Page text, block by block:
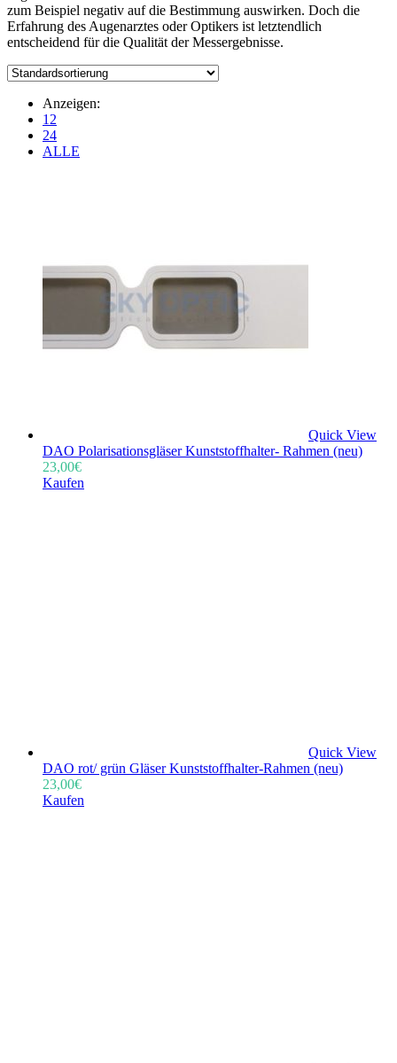
zum Beispiel negativ auf die Bestimmung auswirken. Doch die
Erfahrung des Augenarztes oder Optikers ist letztendlich
entscheidend für die Qualität der Messergebnisse.
Anzeigen:
12
24
ALLE
Quick View
DAO Polarisationsgläser Kunststoffhalter- Rahmen (neu)
23,00€
Kaufen
Quick View
DAO rot/ grün Gläser Kunststoffhalter-Rahmen (neu)
23,00€
Kaufen